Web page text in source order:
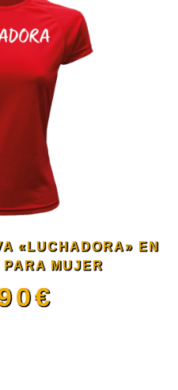
tiene
múltiples
variantes.
Las
opciones
se
pueden
elegir
«LUCHADORA» EN
MUJER
€